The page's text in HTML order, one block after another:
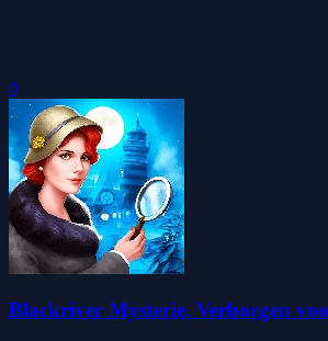
0
Blackriver Mysterie. Verborgen